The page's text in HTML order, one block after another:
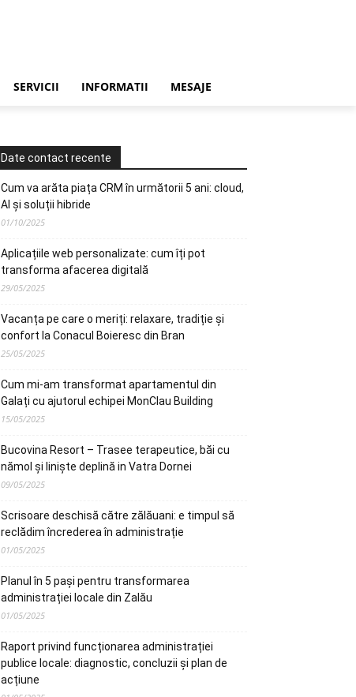
SERVICII INFORMATII MESAJE
Date contact recente
Cum va arăta piața CRM în următorii 5 ani: cloud,
AI și soluții hibride
01/10/2025
Aplicațiile web personalizate: cum îți pot
transforma afacerea digitală
29/05/2025
Vacanța pe care o meriți: relaxare, tradiție și
confort la Conacul Boieresc din Bran
25/05/2025
Cum mi-am transformat apartamentul din
Galați cu ajutorul echipei MonClau Building
15/05/2025
Bucovina Resort – Trasee terapeutice, băi cu
nămol și liniște deplină in Vatra Dornei
09/05/2025
Scrisoare deschisă către zălăuani: e timpul să
reclădim încrederea în administrație
01/05/2025
Planul în 5 pași pentru transformarea
administrației locale din Zalău
01/05/2025
Raport privind funcționarea administrației
publice locale: diagnostic, concluzii și plan de
acțiune